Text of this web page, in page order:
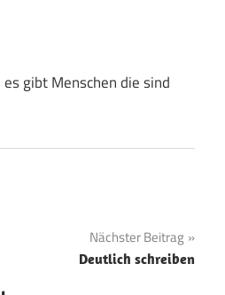
gibt Menschen die sind
Nächster Beitrag
Deutlich schreiben